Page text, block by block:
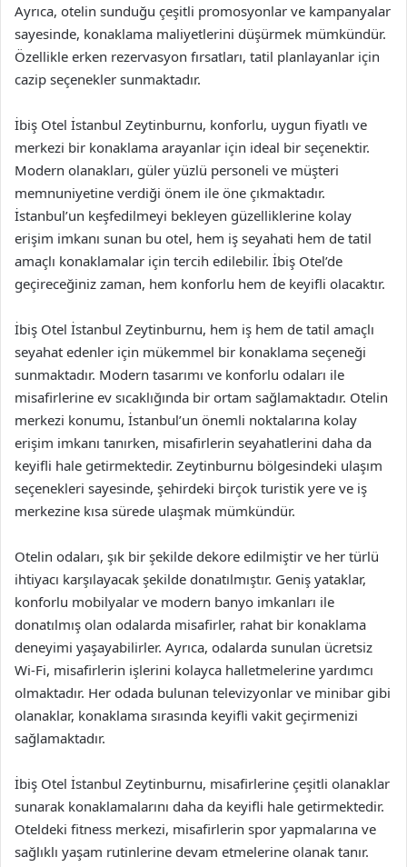
Ayrıca, otelin sunduğu çeşitli promosyonlar ve kampanyalar
sayesinde, konaklama maliyetlerini düşürmek mümkündür.
Özellikle erken rezervasyon fırsatları, tatil planlayanlar için
cazip seçenekler sunmaktadır.
İbiş Otel İstanbul Zeytinburnu, konforlu, uygun fiyatlı ve
merkezi bir konaklama arayanlar için ideal bir seçenektir.
Modern olanakları, güler yüzlü personeli ve müşteri
memnuniyetine verdiği önem ile öne çıkmaktadır.
İstanbul’un keşfedilmeyi bekleyen güzelliklerine kolay
erişim imkanı sunan bu otel, hem iş seyahati hem de tatil
amaçlı konaklamalar için tercih edilebilir. İbiş Otel’de
geçireceğiniz zaman, hem konforlu hem de keyifli olacaktır.
İbiş Otel İstanbul Zeytinburnu, hem iş hem de tatil amaçlı
seyahat edenler için mükemmel bir konaklama seçeneği
sunmaktadır. Modern tasarımı ve konforlu odaları ile
misafirlerine ev sıcaklığında bir ortam sağlamaktadır. Otelin
merkezi konumu, İstanbul’un önemli noktalarına kolay
erişim imkanı tanırken, misafirlerin seyahatlerini daha da
keyifli hale getirmektedir. Zeytinburnu bölgesindeki ulaşım
seçenekleri sayesinde, şehirdeki birçok turistik yere ve iş
merkezine kısa sürede ulaşmak mümkündür.
Otelin odaları, şık bir şekilde dekore edilmiştir ve her türlü
ihtiyacı karşılayacak şekilde donatılmıştır. Geniş yataklar,
konforlu mobilyalar ve modern banyo imkanları ile
donatılmış olan odalarda misafirler, rahat bir konaklama
deneyimi yaşayabilirler. Ayrıca, odalarda sunulan ücretsiz
Wi-Fi, misafirlerin işlerini kolayca halletmelerine yardımcı
olmaktadır. Her odada bulunan televizyonlar ve minibar gibi
olanaklar, konaklama sırasında keyifli vakit geçirmenizi
sağlamaktadır.
İbiş Otel İstanbul Zeytinburnu, misafirlerine çeşitli olanaklar
sunarak konaklamalarını daha da keyifli hale getirmektedir.
Oteldeki fitness merkezi, misafirlerin spor yapmalarına ve
sağlıklı yaşam rutinlerine devam etmelerine olanak tanır.